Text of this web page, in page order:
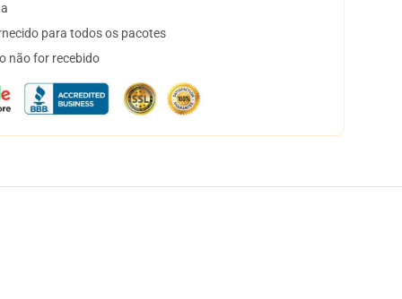
para todos os pacotes
não for recebido